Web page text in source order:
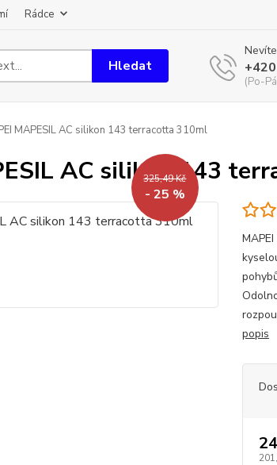
Rádce
Hledat
(Po-
MAPESIL AC silikon 143 terracotta 310ml
AC silikon 143
325,49 Kč
- 25 %
popis